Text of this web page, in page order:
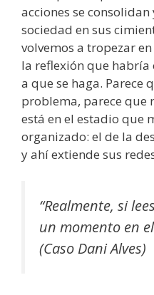
acciones se
sociedad en sus
volvemos a tropezar
la reflexión que habría
a que se haga. Parece
problema, parece que
está en el estadio que
organizado: el de la
y ahí extiende sus
“Realmente, si
un momento en
(Caso Dani Alves)